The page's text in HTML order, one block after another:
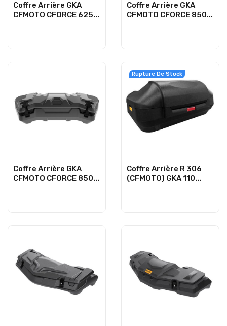
Coffre Arrière GKA
CFMOTO CFORCE 625...
Coffre Arrière GKA
CFMOTO CFORCE 850...
Coffre Arrière GKA
CFMOTO CFORCE 850...
Rupture De Stock
Coffre Arrière R 306
(CFMOTO) GKA 110...